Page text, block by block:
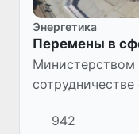
Энергетика
Перемены в
Министерством
Узбекистан в
942